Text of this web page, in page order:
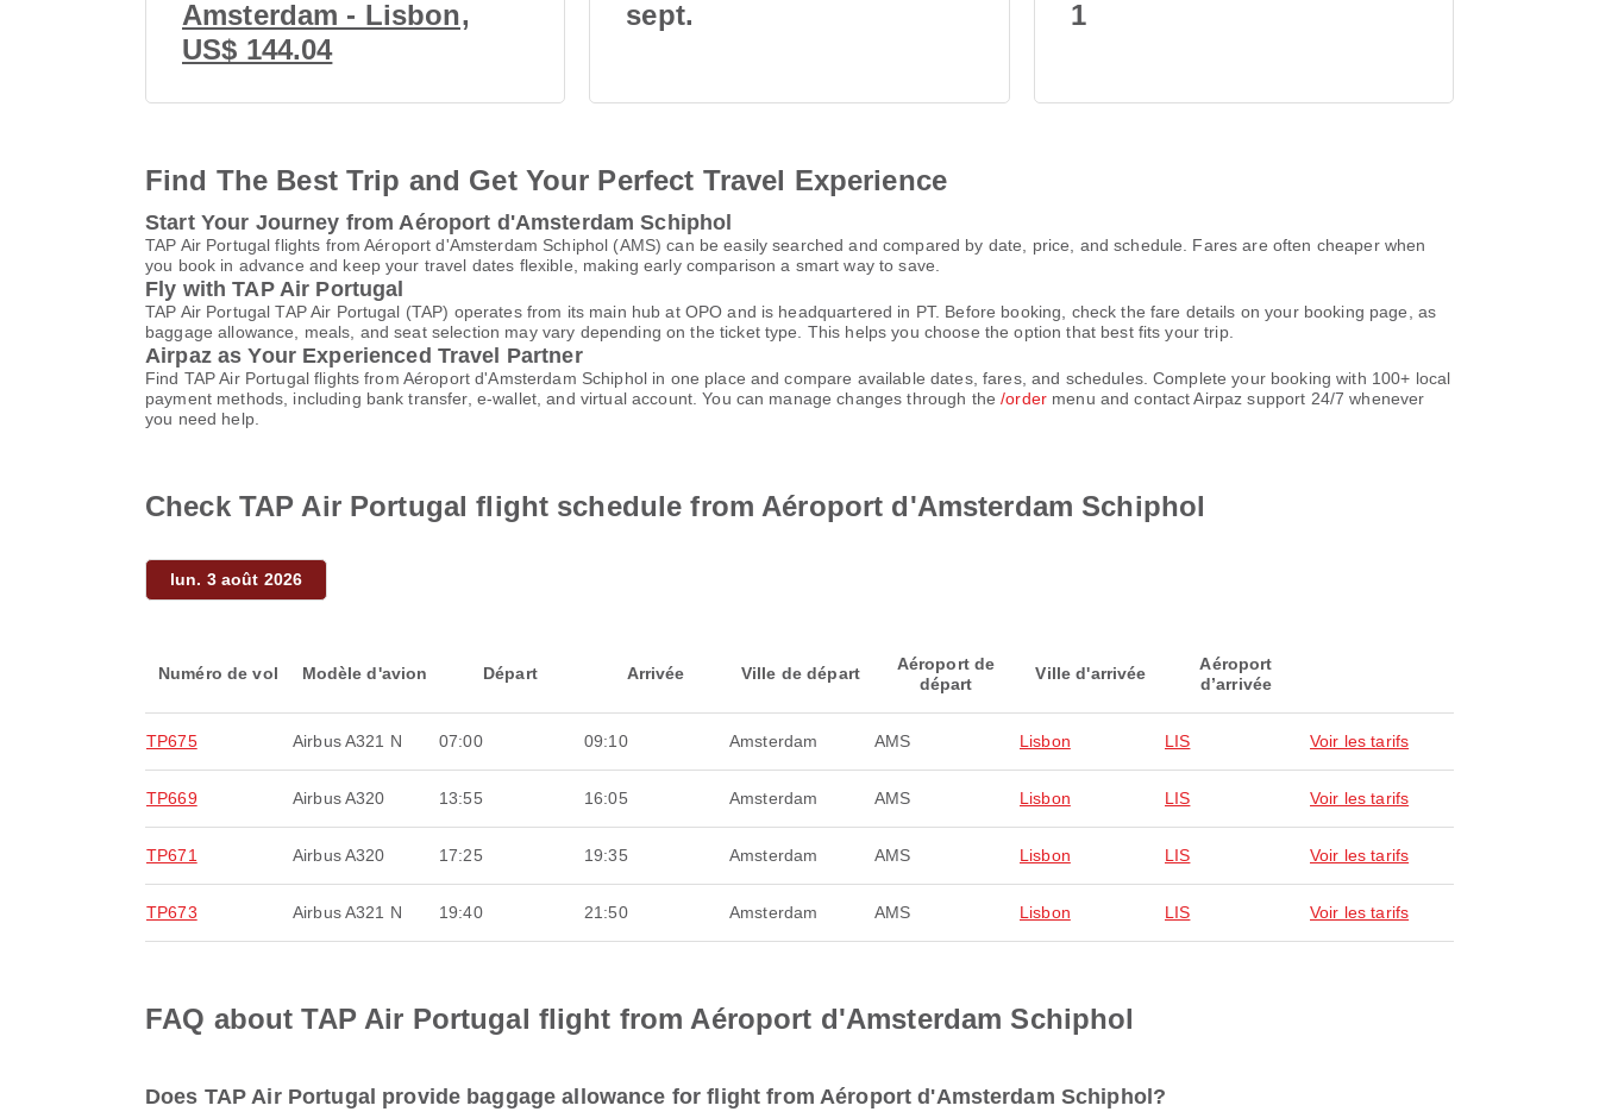
Amsterdam - Lisbon,
US$ 144.04
sept. 1
Find The Best Trip and Get Your Perfect Travel Experience
Start Your Journey from Aéroport d'Amsterdam Schiphol
TAP Air Portugal flights from Aéroport d'Amsterdam Schiphol (AMS) can be easily searched and compared by date, price, and schedule. Fares are often cheaper when
you book in advance and keep your travel dates flexible, making early comparison a smart way to save.
Fly with TAP Air Portugal
TAP Air Portugal TAP Air Portugal (TAP) operates from its main hub at OPO and is headquartered in PT. Before booking, check the fare details on your booking page, as
baggage allowance, meals, and seat selection may vary depending on the ticket type. This helps you choose the option that best fits your trip.
Airpaz as Your Experienced Travel Partner
Find TAP Air Portugal flights from Aéroport d'Amsterdam Schiphol in one place and compare available dates, fares, and schedules. Complete your booking with 100+ local
payment methods, including bank transfer, e-wallet, and virtual account. You can manage changes through the/ordermenu and contact Airpaz support 24/7 whenever
you need help.
Check TAP Air Portugal flight schedule from Aéroport d'Amsterdam Schiphol
lun. 3 août 2026
Numéro de vol Modèle d'avion Départ Arrivée Ville de départ
Aéroport de
départ
Ville d'arrivée
Aéroport
d’arrivée
TP675 Airbus A321 N 07:00 09:10 Amsterdam AMS Lisbon LIS Voir les tarifs
TP669 Airbus A320 13:55 16:05 Amsterdam AMS Lisbon LIS Voir les tarifs
TP671 Airbus A320 17:25 19:35 Amsterdam AMS Lisbon LIS Voir les tarifs
TP673 Airbus A321 N 19:40 21:50 Amsterdam AMS Lisbon LIS Voir les tarifs
FAQ about TAP Air Portugal flight from Aéroport d'Amsterdam Schiphol
Does TAP Air Portugal provide baggage allowance for flight from Aéroport d'Amsterdam Schiphol?